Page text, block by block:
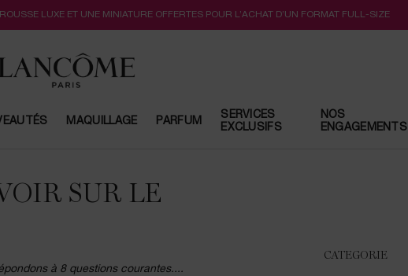
LUXE ET UNE MINIATURE OFFERTES POUR L’ACHAT D’UN FORMAT FULL-SIZE
MAQUILLAGE PARFUM
SERVICES
EXCLUSIFS
NOS
ENGAGEMENTS
SUR LE
à 8 questions courantes....
CATEGORIE